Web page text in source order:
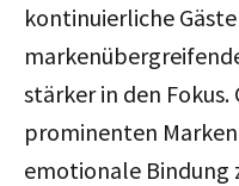
kontinuierliche
stärker in den
prominenten
emotionale Bindung